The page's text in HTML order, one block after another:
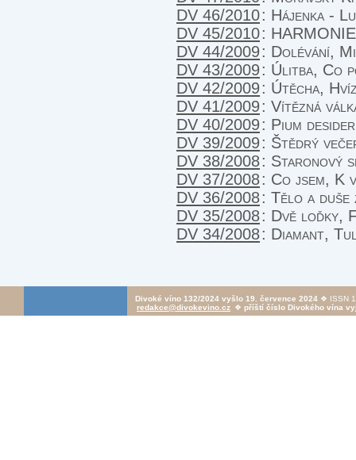
DV 46/2010: Hájenka -
DV 45/2010:
DV 44/2009: Dolévání,
DV 43/2009: Úlitba, Co
DV 42/2009: Útěcha,
DV 41/2009: Vítězná
DV 40/2009: Pium
DV 39/2009: Štědrý
DV 38/2008: Staronový
DV 37/2008: Co jsem, K
DV 36/2008: Tělo a duše
DV 35/2008: Dvě loďky,
DV 34/2008: Diamant,
Divoké víno 132/2024 vyšlo 19. července 2024 ❖ ISSN
redakce@divokevino.cz ❖ příští číslo Divokého vína